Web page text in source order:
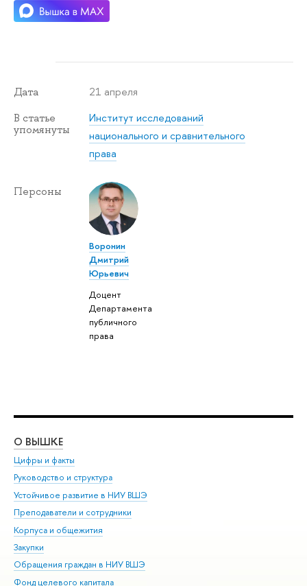
Дата 21 апреля
В статье
упомянуты
Институт исследований
национального и сравнительного
права
Персоны
Воронин
Дмитрий
Юрьевич
Доцент
Департамента
публичного
права
О ВЫШКЕ
Цифры и факты
Руководство и структура
Устойчивое развитие в НИУ ВШЭ
Преподаватели и сотрудники
Корпуса и общежития
Закупки
Обращения граждан в НИУ ВШЭ
Фонд целевого капитала